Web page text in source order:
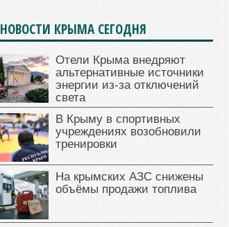
НОВОСТИ КРЫМА СЕГОДНЯ
Отели Крыма внедряют
альтернативные источники
энергии из-за отключений
света
В Крыму в спортивных
учреждениях возобновили
тренировки
На крымских АЗС снижены
объёмы продажи топлива